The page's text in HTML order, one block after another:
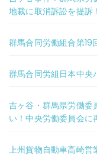
地裁に取消訴訟を提訴！
群馬合同労働組合第19
群馬合同労組日本中央
吉ヶ谷・群馬県労働委
い！中央労働委員会に
上州貨物自動車高崎営